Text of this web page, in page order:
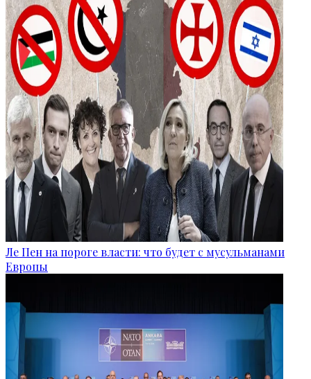
Ле Пен на пороге власти: что будет с мусульманами
Европы